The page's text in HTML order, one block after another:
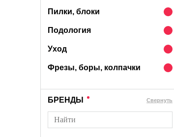
Пилки, блоки
Подология
Уход
Фрезы, боры, колпачки
БРЕНДЫ Cвернуть